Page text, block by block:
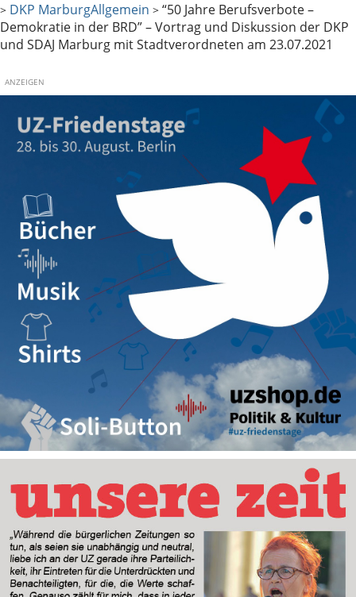
> DKP MarburgAllgemein > “50 Jahre Berufsverbote –
Demokratie in der BRD” – Vortrag und Diskussion der DKP
und SDAJ Marburg mit Stadtverordneten am 23.07.2021
ANZEIGEN